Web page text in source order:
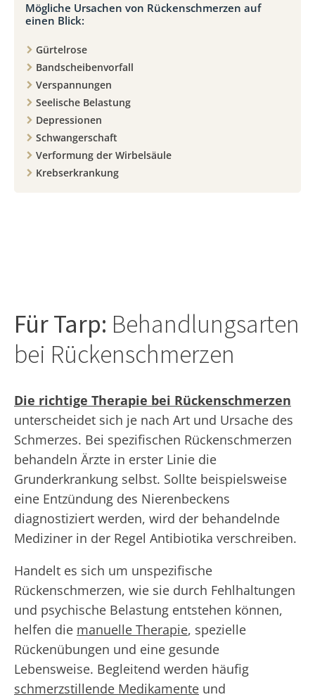
Mögliche Ursachen von Rückenschmerzen auf
einen Blick:
Gürtelrose
Bandscheibenvorfall
Verspannungen
Seelische Belastung
Depressionen
Schwangerschaft
Verformung der Wirbelsäule
Krebserkrankung
FürTarp: Behandlungsarten
bei Rückenschmerzen
Die richtige Therapie bei Rückenschmerzen
unterscheidet sich je nach Art und Ursache des
Schmerzes. Bei spezifischen Rückenschmerzen
behandeln Ärzte in erster Linie die
Grunderkrankung selbst. Sollte beispielsweise
eine Entzündung des Nierenbeckens
diagnostiziert werden, wird der behandelnde
Mediziner in der Regel Antibiotika verschreiben.
Handelt es sich um unspezifische
Rückenschmerzen, wie sie durch Fehlhaltungen
und psychische Belastung entstehen können,
helfen die manuelle Therapie, spezielle
Rückenübungen und eine gesunde
Lebensweise. Begleitend werden häufig
schmerzstillende Medikamente und